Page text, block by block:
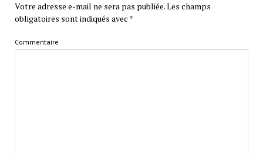
Votre adresse e-mail ne sera pas publiée.Les champs
obligatoires sont indiqués avec *
Commentaire